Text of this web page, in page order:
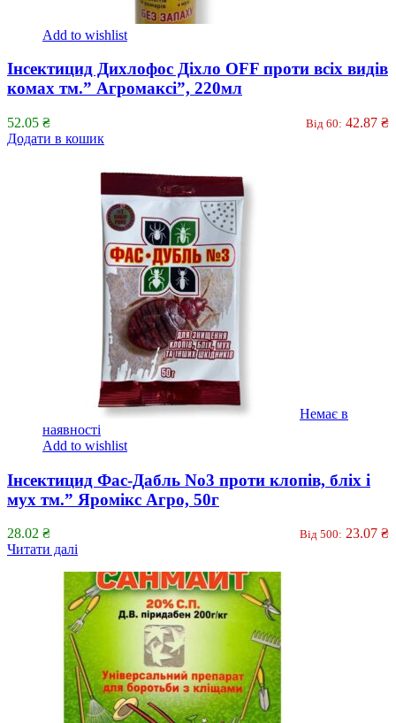
Add to wishlist
Інсектицид Дихлофос Діхло OFF проти всіх видів
комах тм.” Агромаксі”, 220мл
52.05 ₴ Від 60: 42.87 ₴
Додати в кошик
Немає в
наявності
Add to wishlist
Інсектицид Фас-Дабль No3 проти клопів, бліх і
мух тм.” Яромікс Агро, 50г
28.02 ₴ Від 500: 23.07 ₴
Читати далі